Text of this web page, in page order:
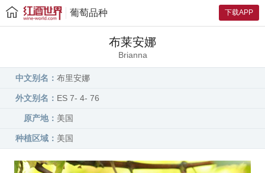
下载APP
葡萄品种
布莱安娜
Brianna
中文别名： 布里安娜
外文别名： ES 7- 4- 76
原产地： 美国
种植区域： 美国